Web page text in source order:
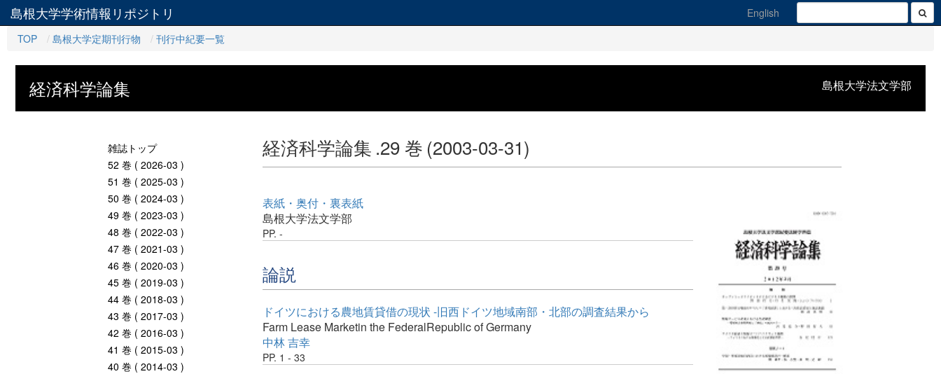
島根大学学術情報リポジトリ
English
TOP
島根大学定期刊行物 刊行中紀要一覧
島根大学法文学部
経済科学論集
雑誌トップ
52 巻 ( 2026-03 )
51 巻 ( 2025-03 )
50 巻 ( 2024-03 )
49 巻 ( 2023-03 )
48 巻 ( 2022-03 )
47 巻 ( 2021-03 )
46 巻 ( 2020-03 )
45 巻 ( 2019-03 )
44 巻 ( 2018-03 )
43 巻 ( 2017-03 )
42 巻 ( 2016-03 )
41 巻 ( 2015-03 )
40 巻 ( 2014-03 )
経済科学論集 .29 巻 (2003-03-31)
表紙・奥付・裏表紙
島根大学法文学部
PP. -
論説
ドイツにおける農地賃貸借の現状 -旧西ドイツ地域南部・北部の調査結果から
Farm Lease Marketin the FederalRepublic of Germany
中林 吉幸
PP. 1 - 33